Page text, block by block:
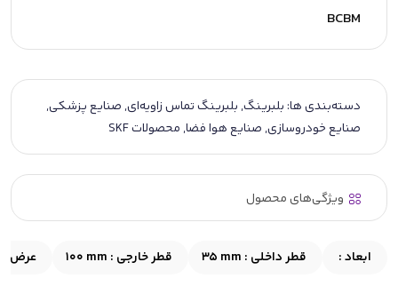
BCBM
دسته‌بندی ها: بلبرینگ,بلبرینگ تماس زاویه‌ای,صنایع پزشکی,
صنایع خودروسازی,صنایع هوا فضا,محصولات SKF
ویژگی‌های محصول
ابعاد : قطر داخلی : 35 mm قطر خارجی : 100 mm عرض :